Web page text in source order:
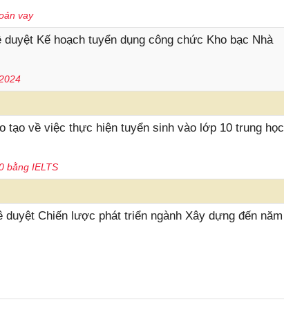
vay
Kế hoạch tuyển dụng công chức Kho bạc Nhà
tạo về việc thực hiện tuyển sinh vào lớp 10 trung học
bằng IELTS
Chiến lược phát triển ngành Xây dựng đến năm